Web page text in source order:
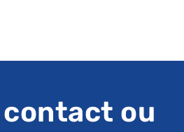
contact ou